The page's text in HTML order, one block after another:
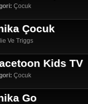
Çocuk
Çocuk
Ve Triggs
Kids TV
Çocuk
Go